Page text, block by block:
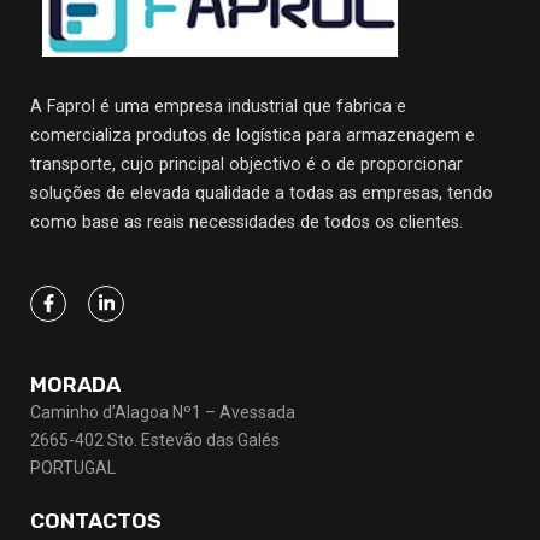
A Faprol é uma empresa industrial que fabrica e
comercializa produtos de logística para armazenagem e
transporte, cujo principal objectivo é o de proporcionar
soluções de elevada qualidade a todas as empresas, tendo
como base as reais necessidades de todos os clientes.
MORADA
Caminho d’Alagoa Nº1 – Avessada
2665-402 Sto. Estevão das Galés
PORTUGAL
CONTACTOS